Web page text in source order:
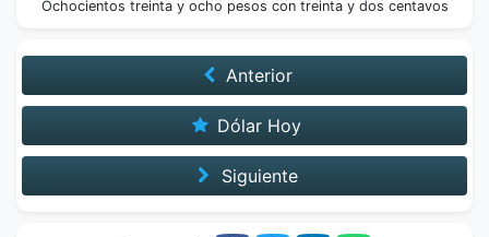
Ochocientos treinta y ocho pesos con treinta y dos centavos
Anterior
Dólar Hoy
Siguiente